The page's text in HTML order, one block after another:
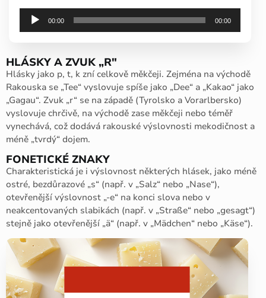
Audio
přehrávač
00:00 00:00
HLÁSKY A ZVUK „R"
Hlásky jako p, t, k zní celkově měkčeji. Zejména na východě
Rakouska se „Tee“ vyslovuje spíše jako „Dee“ a „Kakao“ jako
„Gagau“. Zvuk „r“ se na západě (Tyrolsko a Vorarlbersko)
vyslovuje chrčivě, na východě zase měkčeji nebo téměř
vynechává, což dodává rakouské výslovnosti mekodičnost a
méně „tvrdý“ dojem.
FONETICKÉ ZNAKY
Charakteristická je i výslovnost některých hlásek, jako méně
ostré, bezdůrazové „s“ (např. v „Salz“ nebo „Nase“),
otevřenější výslovnost „-e“ na konci slova nebo v
neakcentovaných slabikách (např. v „Straße“ nebo „gesagt“)
stejně jako otevřenější „ä“ (např. v „Mädchen“ nebo „Käse“).